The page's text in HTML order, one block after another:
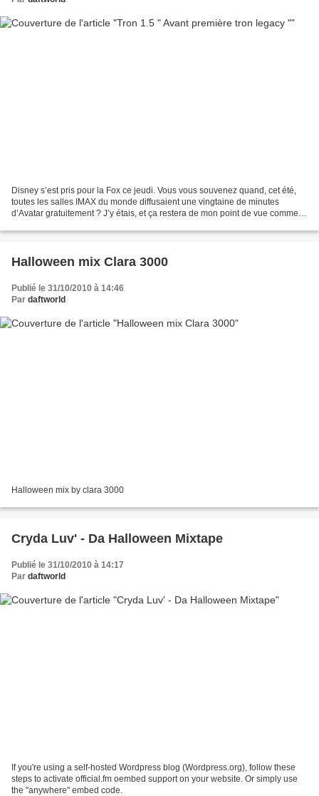
Disney s’est pris pour la Fox ce jeudi. Vous vous souvenez quand, cet été,
toutes les salles IMAX du monde diffusaient une vingtaine de minutes
d’Avatar gratuitement ? J’y étais, et ça restera de mon point de vue comme le
Halloween mix Clara 3000
Publié le 31/10/2010 à 14:46
Par daftworld
Halloween mix by clara 3000
Cryda Luv' - Da Halloween Mixtape
Publié le 31/10/2010 à 14:17
Par daftworld
If you're using a self-hosted Wordpress blog (Wordpress.org), follow these
steps to activate official.fm oembed support on your website. Or simply use
the "anywhere" embed code.